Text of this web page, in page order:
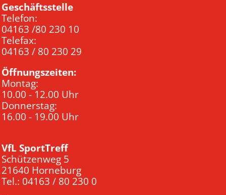
Geschäftsstelle
Telefon:
04163 /80 230 10
Telefax:
04163 / 80 230 29
Öffnungszeiten:
Montag:
10.00 - 12.00 Uhr
Donnerstag:
16.00 - 19.00 Uhr
VfL SportTreff
Schützenweg 5
21640 Horneburg
Tel.: 04163 / 80 230 0